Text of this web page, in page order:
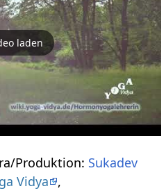
laden
Produktion: Sukadev
Vidya
,